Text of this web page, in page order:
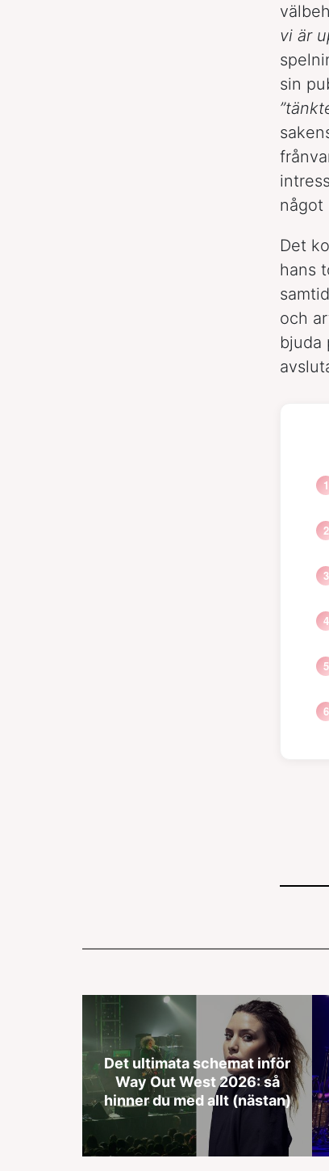
vi är
sin
något
Det
hans
och
bjuda
Det ultimata schemat inför
Way Out West 2026: så
hinner du med allt (nästan)